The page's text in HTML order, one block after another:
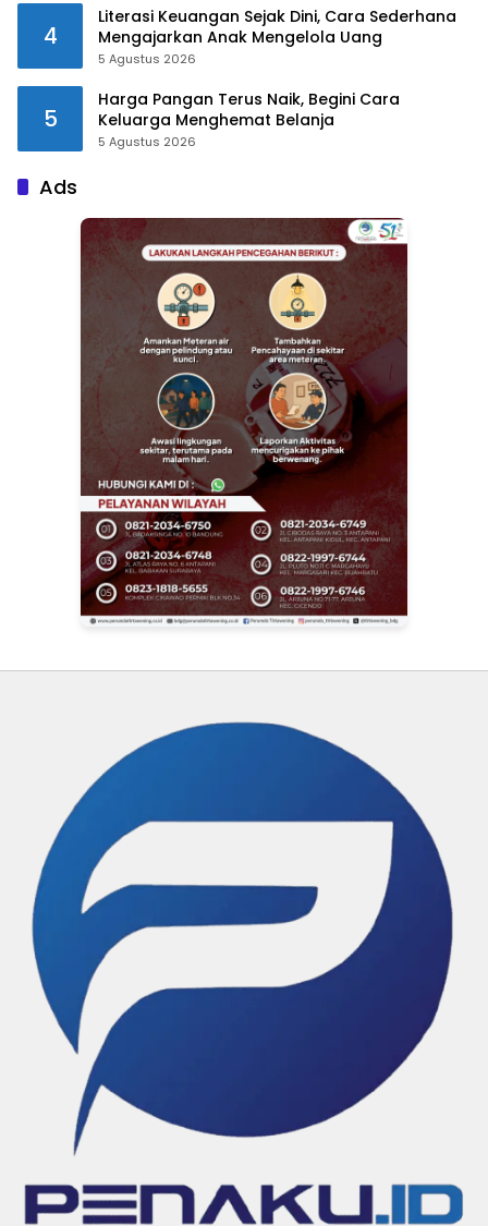
4
Literasi Keuangan Sejak Dini, Cara Sederhana
Mengajarkan Anak Mengelola Uang
5 Agustus 2026
5
Harga Pangan Terus Naik, Begini Cara
Keluarga Menghemat Belanja
5 Agustus 2026
Ads